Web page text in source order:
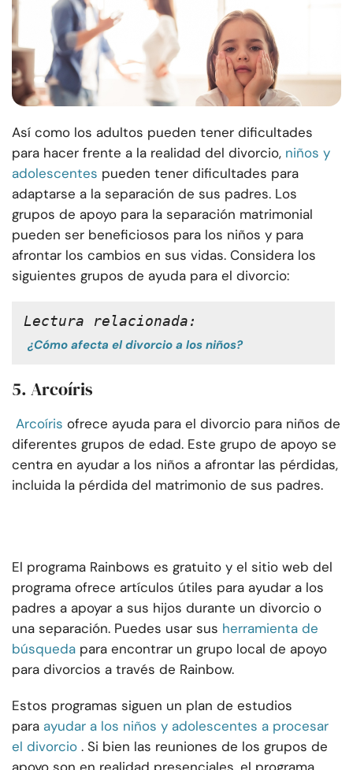
Así como los adultos pueden tener dificultades
para hacer frente a la realidad del divorcio, niños y
adolescentes pueden tener dificultades para
adaptarse a la separación de sus padres. Los
grupos de apoyo para la separación matrimonial
pueden ser beneficiosos para los niños y para
afrontar los cambios en sus vidas. Considera los
siguientes grupos de ayuda para el divorcio:
Lectura relacionada:
¿Cómo afecta el divorcio a los niños?
5. Arcoíris
Arcoíris ofrece ayuda para el divorcio para niños de
diferentes grupos de edad. Este grupo de apoyo se
centra en ayudar a los niños a afrontar las pérdidas,
incluida la pérdida del matrimonio de sus padres.
El programa Rainbows es gratuito y el sitio web del
programa ofrece artículos útiles para ayudar a los
padres a apoyar a sus hijos durante un divorcio o
una separación. Puedes usar sus herramienta de
búsqueda para encontrar un grupo local de apoyo
para divorcios a través de Rainbow.
Estos programas siguen un plan de estudios
para ayudar a los niños y adolescentes a procesar
el divorcio . Si bien las reuniones de los grupos de